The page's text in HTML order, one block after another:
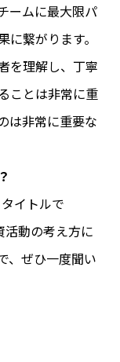
ームに最大限パ
繋がります。
を理解し、丁寧
ことは非常に重
は非常に重要な
イトルで
動の考え方に
、ぜひ一度聞い